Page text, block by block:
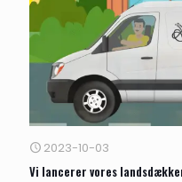
2023-10-03
Vi lancerer vores